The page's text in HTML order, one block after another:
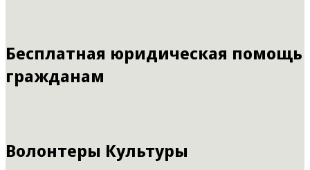
Бесплатная юридическая помощь
гражданам
Волонтеры Культуры